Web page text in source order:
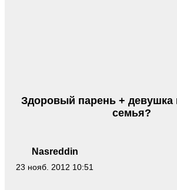
Nasreddin
23 нояб. 2012 10:51
Здоровый парень + девушка
семья?